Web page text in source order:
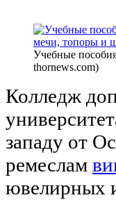
Учебные
thornews.com)
Колледж
западу от
ремеслам
ювелирных